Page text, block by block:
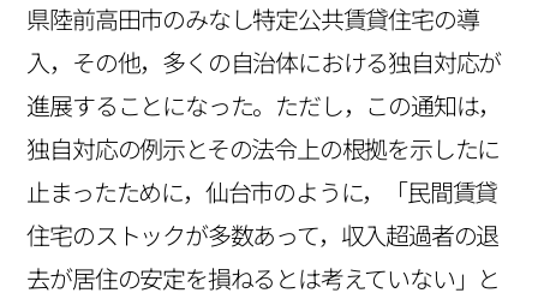
県陸前高田市のみなし特定公共賃貸住宅の導
入，その他，多くの自治体における独自対応が
進展することになった。ただし，この通知は，
独自対応の例示とその法令上の根拠を示したに
止まったために，仙台市のように，「民間賃貸
住宅のストックが多数あって，収入超過者の退
去が居住の安定を損ねるとは考えていない」と